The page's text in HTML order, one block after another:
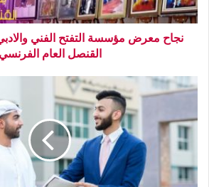
نجاح معرض مؤسسة التفتح الفني
القنصل العام الفرنسي